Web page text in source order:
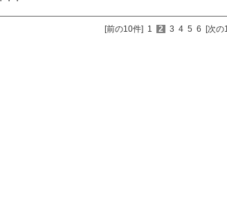
[前の10件] 1 2 3 4 5 6 [次の